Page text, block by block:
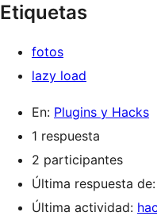
Etiquetas
fotos
lazy load
En: Plugins y Hacks
1 respuesta
2 participantes
Última respuesta de:
Última actividad: